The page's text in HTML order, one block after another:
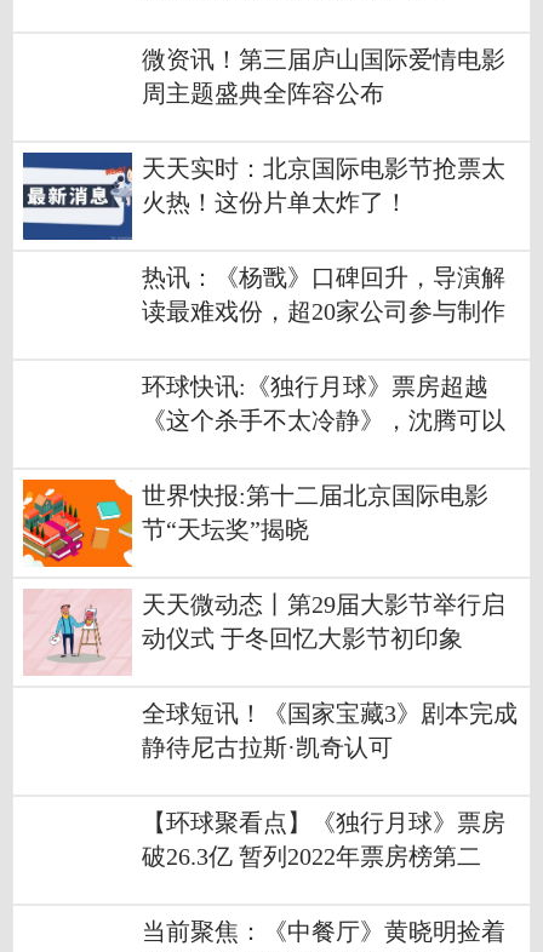
微资讯！第三届庐山国际爱情电影
周主题盛典全阵容公布
天天实时：北京国际电影节抢票太
火热！这份片单太炸了！
热讯：《杨戬》口碑回升，导演解
读最难戏份，超20家公司参与制作
环球快讯:《独行月球》票房超越
《这个杀手不太冷静》，沈腾可以
世界快报:第十二届北京国际电影
节“天坛奖”揭晓
天天微动态丨第29届大影节举行启
动仪式 于冬回忆大影节初印象
全球短讯！《国家宝藏3》剧本完成
静待尼古拉斯·凯奇认可
【环球聚看点】《独行月球》票房
破26.3亿 暂列2022年票房榜第二
当前聚焦：《中餐厅》黄晓明捡着